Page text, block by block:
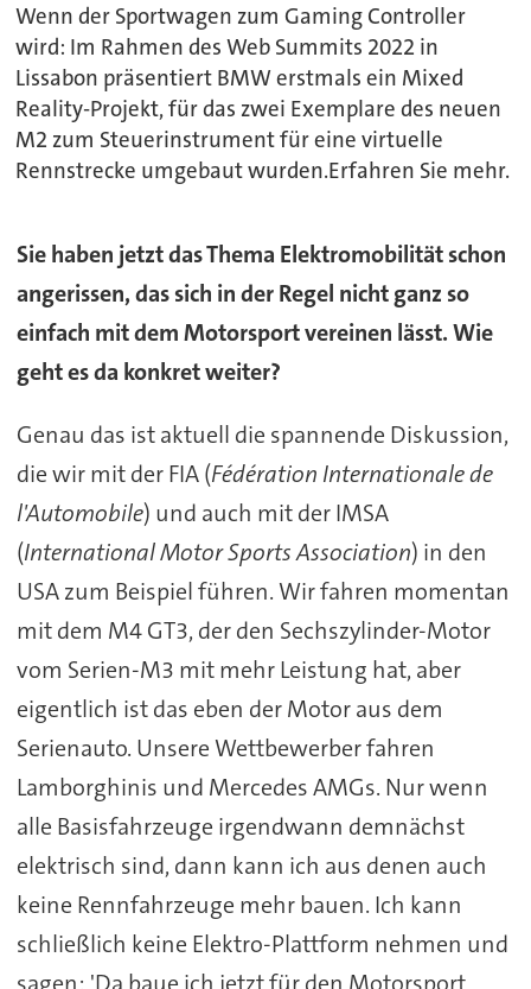
Wenn der Sportwagen zum Gaming Controller
wird: Im Rahmen des Web Summits 2022 in
Lissabon präsentiert BMW erstmals ein Mixed
Reality-Projekt, für das zwei Exemplare des neuen
M2 zum Steuerinstrument für eine virtuelle
Rennstrecke umgebaut wurden.Erfahren Sie mehr.
Sie haben jetzt das Thema Elektromobilität schon
angerissen, das sich in der Regel nicht ganz so
einfach mit dem Motorsport vereinen lässt. Wie
geht es da konkret weiter?
Genau das ist aktuell die spannende Diskussion,
die wir mit der FIA (Fédération Internationale de
l'Automobile) und auch mit der IMSA
(International Motor Sports Association) in den
USA zum Beispiel führen. Wir fahren momentan
mit dem M4 GT3, der den Sechszylinder-Motor
vom Serien-M3 mit mehr Leistung hat, aber
eigentlich ist das eben der Motor aus dem
Serienauto. Unsere Wettbewerber fahren
Lamborghinis und Mercedes AMGs. Nur wenn
alle Basisfahrzeuge irgendwann demnächst
elektrisch sind, dann kann ich aus denen auch
keine Rennfahrzeuge mehr bauen. Ich kann
schließlich keine Elektro-Plattform nehmen und